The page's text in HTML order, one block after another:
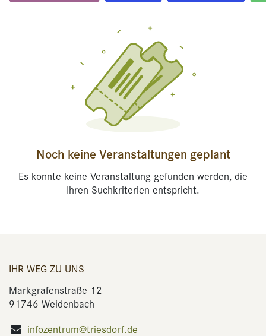
Noch keine Veranstaltungen geplant
Es konnte keine Veranstaltung gefunden werden, die
Ihren Suchkriterien entspricht.
IHR WEG ZU UNS
Markgrafenstraße 12
91746 Weidenbach
infozentrum@triesdorf.de